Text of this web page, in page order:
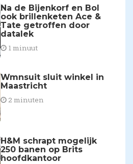
Na de Bijenkorf en Bol
ook brillenketen Ace &
Tate getroffen door
datalek
1 minuut
Wmnsuit sluit winkel in
Maastricht
2 minuten
H&M schrapt mogelijk
250 banen op Brits
hoofdkantoor